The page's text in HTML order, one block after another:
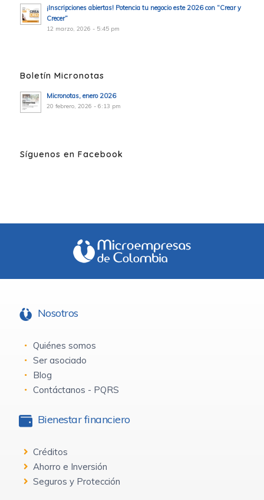
¡Inscripciones abiertas! Potencia tu negocio este 2026 con “Crear y
Crecer”
12 marzo, 2026 - 5:45 pm
Boletín Micronotas
Micronotas, enero 2026
20 febrero, 2026 - 6:13 pm
Síguenos en Facebook
Nosotros
Quiénes somos
Ser asociado
Blog
Contáctanos - PQRS
Bienestar financiero
Créditos
Ahorro e Inversión
Seguros y Protección